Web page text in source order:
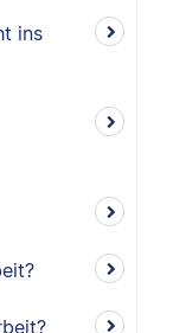
ins